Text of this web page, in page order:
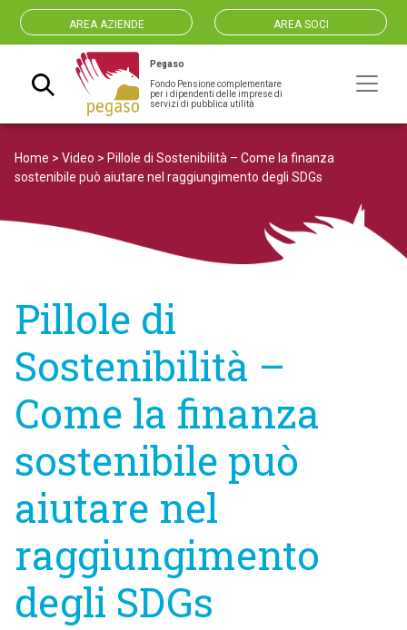
AREA AZIENDE AREA SOCI
Navigazione principale
Pegaso
Fondo Pensione complementare
per i dipendenti delle imprese di
servizi di pubblica utilità
Home > Video > Pillole di Sostenibilità – Come la finanza
sostenibile può aiutare nel raggiungimento degli SDGs
Pillole di
Sostenibilità –
Come la finanza
sostenibile può
aiutare nel
raggiungimento
degli SDGs